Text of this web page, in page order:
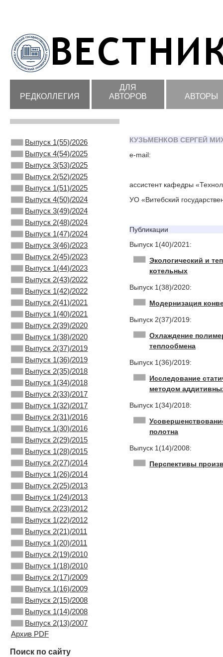
РЕДКОЛЛЕГИЯ
ДЛЯ
АВТОРОВ
АВТОРЫ
Выпуск 1(55)/2026
Выпуск 4(54)/2025
Выпуск 3(53)/2025
Выпуск 2(52)/2025
Выпуск 1(51)/2025
Выпуск 4(50)/2024
Выпуск 3(49)/2024
Выпуск 2(48)/2024
Выпуск 1(47)/2024
Выпуск 3(46)/2023
Выпуск 2(45)/2023
Выпуск 1(44)/2023
Выпуск 2(43)/2022
Выпуск 1(42)/2022
Выпуск 2(41)/2021
Выпуск 1(40)/2021
Выпуск 2(39)/2020
Выпуск 1(38)/2020
Выпуск 2(37)/2019
Выпуск 1(36)/2019
Выпуск 2(35)/2018
Выпуск 1(34)/2018
Выпуск 2(33)/2017
Выпуск 1(32)/2017
Выпуск 2(31)/2016
Выпуск 1(30)/2016
Выпуск 2(29)/2015
Выпуск 1(28)/2015
Выпуск 2(27)/2014
Выпуск 1(26)/2014
Выпуск 2(25)/2013
Выпуск 1(24)/2013
Выпуск 2(23)/2012
Выпуск 1(22)/2012
Выпуск 2(21)/2011
Выпуск 1(20)/2011
Выпуск 2(19)/2010
Выпуск 1(18)/2010
Выпуск 2(17)/2009
Выпуск 1(16)/2009
Выпуск 2(15)/2008
Выпуск 1(14)/2008
Выпуск 2(13)/2007
Архив PDF
Поиск по сайту
КУЗЬМЕНКОВ СЕРГЕЙ
e-mail:
ассистент кафедры
УО «Витебский
Публикации
Выпуск 1(40)/2021:
Экологический и
котельных
Выпуск 1(38)/2020:
Модернизация
Выпуск 2(37)/2019:
Охлаждение
теплообмена
Выпуск 1(36)/2019:
Исследование
методом
Выпуск 1(34)/2018:
полотна
Выпуск 1(14)/2008:
Перспективы